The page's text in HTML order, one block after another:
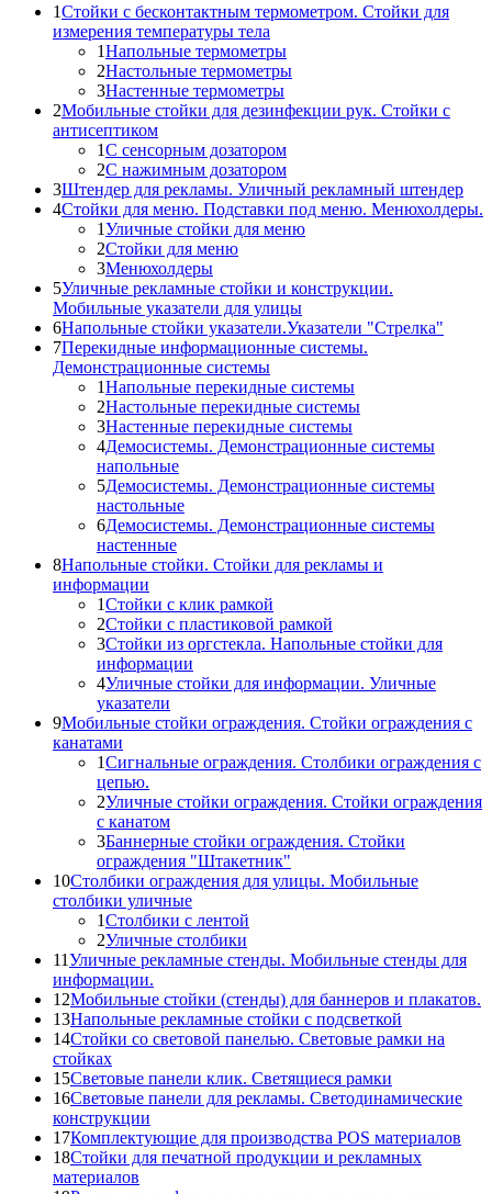
1Стойки с бесконтактным термометром. Стойки для
измерения температуры тела
1Напольные термометры
2Настольные термометры
3Настенные термометры
2Мобильные стойки для дезинфекции рук. Стойки с
антисептиком
1С сенсорным дозатором
2С нажимным дозатором
3Штендер для рекламы. Уличный рекламный штендер
4Стойки для меню. Подставки под меню. Менюхолдеры.
1Уличные стойки для меню
2Стойки для меню
3Менюхолдеры
5Уличные рекламные стойки и конструкции.
Мобильные указатели для улицы
6Напольные стойки указатели.Указатели "Стрелка"
7Перекидные информационные системы.
Демонстрационные системы
1Напольные перекидные системы
2Настольные перекидные системы
3Настенные перекидные системы
4Демосистемы. Демонстрационные системы
напольные
5Демосистемы. Демонстрационные системы
настольные
6Демосистемы. Демонстрационные системы
настенные
8Напольные стойки. Стойки для рекламы и
информации
1Стойки с клик рамкой
2Стойки с пластиковой рамкой
3Стойки из оргстекла. Напольные стойки для
информации
4Уличные стойки для информации. Уличные
указатели
9Мобильные стойки ограждения. Стойки ограждения с
канатами
1Сигнальные ограждения. Столбики ограждения с
цепью.
2Уличные стойки ограждения. Стойки ограждения
с канатом
3Баннерные стойки ограждения. Стойки
ограждения "Штакетник"
10Столбики ограждения для улицы. Мобильные
столбики уличные
1Столбики с лентой
2Уличные столбики
11Уличные рекламные стенды. Мобильные стенды для
информации.
12Мобильные стойки (стенды) для баннеров и плакатов.
13Напольные рекламные стойки с подсветкой
14Стойки со световой панелью. Световые рамки на
стойках
15Световые панели клик. Светящиеся рамки
16Световые панели для рекламы. Светодинамические
конструкции
17Комплектующие для производства POS материалов
18Стойки для печатной продукции и рекламных
материалов